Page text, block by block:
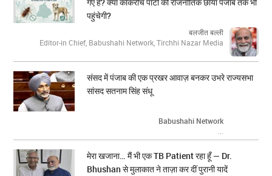
गए हैं? क्या कॉकरोच पार्टी की राजनीतिक छाया पंजाब तक भी
पहुंचेगी?
बलजीत बल्ली
Editor-in Chief, Babushahi Network, Tirchhi Nazar Media
संसद में पंजाब की एक प्रखर आवाज़ बनकर उभरे राज्यसभा
सांसद सतनाम सिंह संधू
Babushahi Network
...
मेरा खजाना… मैं भी एक TB Patient रहा हूँ — Dr.
Bhushan से मुलाकात ने ताज़ा कर दीं पुरानी यादें